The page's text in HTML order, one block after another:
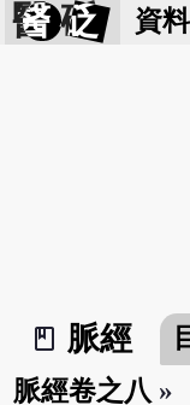
醫 砭 資
book_2
脈經
脈經卷之八 »